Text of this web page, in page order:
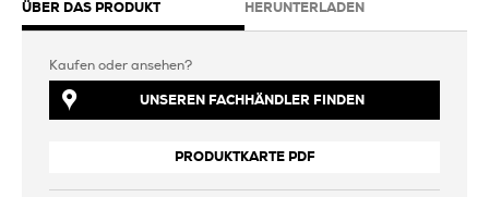
ÜBER DAS PRODUKT HERUNTERLADEN
Kaufen oder ansehen?
UNSEREN FACHHÄNDLER FINDEN
PRODUKTKARTE PDF